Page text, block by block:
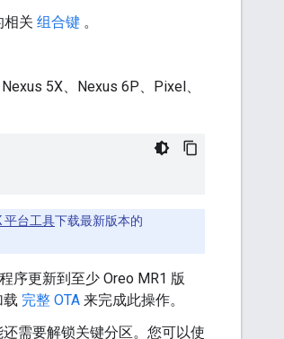
相关 组合键 。
5X、Nexus 6P、Pixel、
平台工具下载最新版本的
序更新到至少 Oreo MR1 版
载 完整 OTA 来完成此操作。
还需要解锁关键分区。您可以使